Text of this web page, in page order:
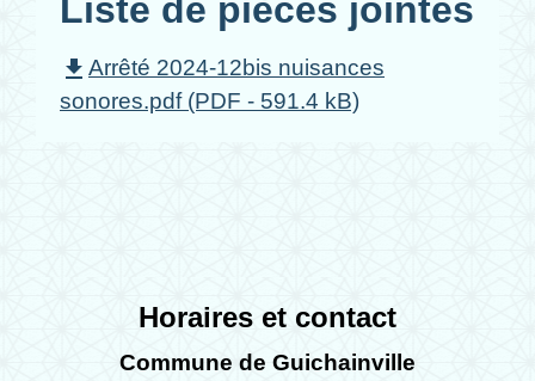
Liste de pièces jointes
file_download Arrêté 2024-12bis nuisances
sonores.pdf (PDF - 591.4 kB)
Horaires et contact
Commune de Guichainville